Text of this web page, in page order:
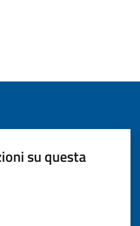
su questa